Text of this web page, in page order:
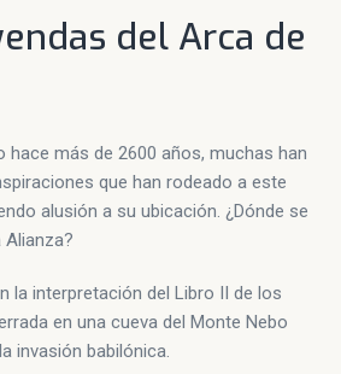
del Arca de
hace más de 2600 años, muchas han
que han rodeado a este
alusión a su ubicación. ¿Dónde se
Alianza?
la interpretación del Libro II de los
en una cueva del Monte Nebo
invasión babilónica.